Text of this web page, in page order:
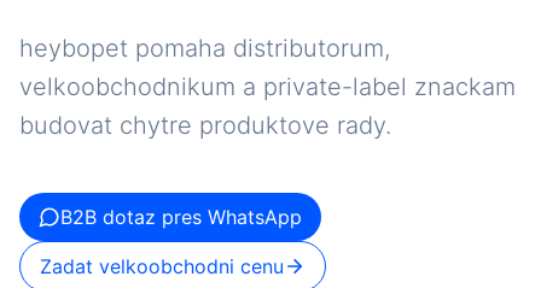
heybopet pomaha distributorum,
velkoobchodnikum a private-label znackam
budovat chytre produktove rady.
B2B dotaz pres WhatsApp
Zadat velkoobchodni cenu